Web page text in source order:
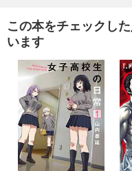
この本をチェックし
います